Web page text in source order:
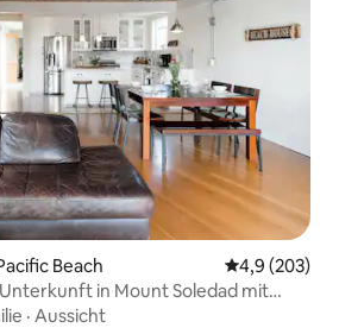
Beach
4,9 (203)
in Mount Soledad mit
Pool
· Aussicht